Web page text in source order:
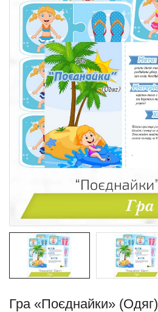
дитини»..
Гра «Поєднайки» (Одяг)